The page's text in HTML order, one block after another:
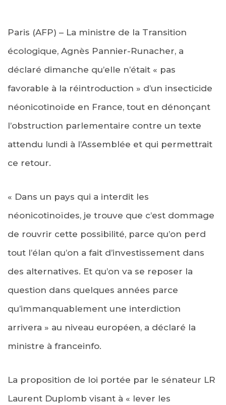
Paris (AFP) – La ministre de la Transition
écologique, Agnès Pannier-Runacher, a
déclaré dimanche qu’elle n’était « pas
favorable à la réintroduction » d’un insecticide
néonicotinoïde en France, tout en dénonçant
l’obstruction parlementaire contre un texte
attendu lundi à l’Assemblée et qui permettrait
ce retour.
« Dans un pays qui a interdit les
néonicotinoïdes, je trouve que c’est dommage
de rouvrir cette possibilité, parce qu’on perd
tout l’élan qu’on a fait d’investissement dans
des alternatives. Et qu’on va se reposer la
question dans quelques années parce
qu’immanquablement une interdiction
arrivera » au niveau européen, a déclaré la
ministre à franceinfo.
La proposition de loi portée par le sénateur LR
Laurent Duplomb visant à « lever les